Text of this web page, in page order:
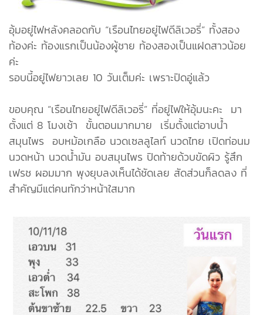
อุ้มอยู่ไฟหลังคลอดกับ “เรือนไทยอยู่ไฟดีลิเวอรี่” ทั้งสอง
ท้องค่ะ ท้องแรกเป็นน้องผู้ชาย ท้องสองเป็นแฝดสาวน้อย
ค่ะ
รอบนี้อยู่ไฟยาวเลย 10 วันเต็มค่ะ เพราะปิดอู่แล้ว
ขอบคุณ “เรือนไทยอยู่ไฟดีลิเวอรี่” ที่อยู่ไฟให้อุ้มนะคะ มา
ตั้งแต่ 8 โมงเช้า ขั้นตอนมากมาย เริ่มตั้งแต่อาบน้ำ
สมุนไพร อบหม้อเกลือ นวดเซลลูไลท์ นวดไทย เปิดท่อนม
นวดหน้า นวดน้ำมัน อบสมุนไพร ปิดท้ายด้วบขัดผิว รู้สึก
เฟรช ผอมมาก พุงยุบลงเห็นได้ชัดเลย สัดส่วนก็ลดลง ที่
สำคัญมีแต่คนทักว่าหน้าใสมาก